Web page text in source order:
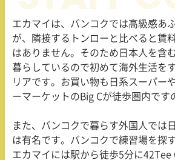
エカマイは、バンコクでは高級感あ
が、隣接するトンローと比べると賃
はありません。そのため日本人を含
暮らしているので初めて海外生活を
リアです。お買い物も日系スーパー
ーマーケットのBig Cが徒歩圏内です
また、バンコクで暮らす外国人では
は有名です。バンコクで練習場を探
エカマイには駅から徒歩5分に